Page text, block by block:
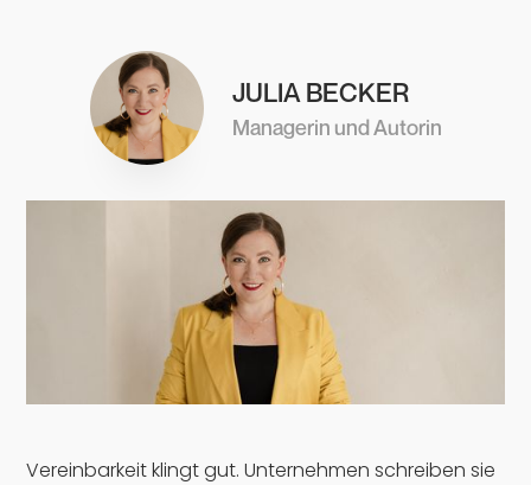
JULIA BECKER
Managerin und Autorin
Vereinbarkeit klingt gut. Unternehmen schreiben sie